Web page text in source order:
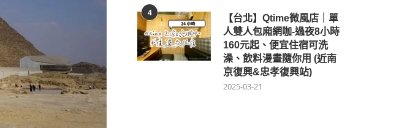
4
【台北】Qtime微風店｜單
人雙人包廂網咖-過夜8小時
160元起、便宜住宿可洗
澡、飲料漫畫隨你用 (近南
京復興&忠孝復興站)
2025-03-21